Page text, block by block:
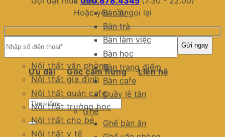
Bàn ăn
Bàn trà
Bàn làm việc
Bàn học
Bàn trang điểm
Bàn cafe
Quầy lễ tân
Ghế
Ghế bàn ăn
Nội thất văn phòng
Nội thất gia đình
Nội thất quán cafe
Nội thất trường học
Nội thất cho bé
Nội thất y tế
Ưu đãi Góc cảm hứng Liên hệ
Tìm
kiếm:
Hoặc yêu cầu gọi lại